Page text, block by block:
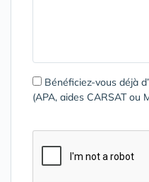
Bénéficiez-vous déjà
(APA, aides CARSAT ou